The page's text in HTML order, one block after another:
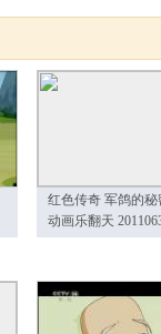
红色传奇 军鸽的秘
动画乐翻天